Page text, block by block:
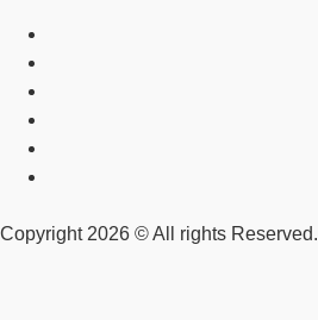
Copyright 2026 © All rights Reserved.